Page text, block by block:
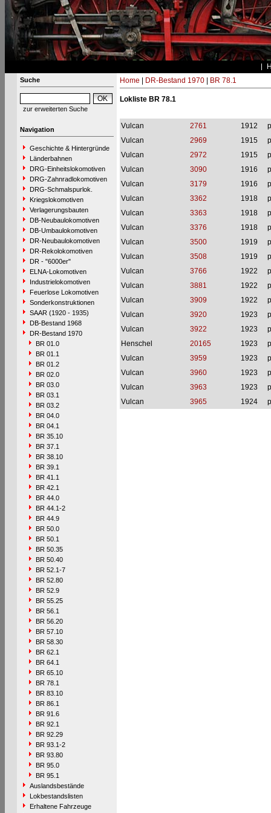
Suche
zur erweiterten Suche
Navigation
Geschichte & Hintergründe
Länderbahnen
DRG-Einheitslokomotiven
DRG-Zahnradlokomotiven
DRG-Schmalspurlok.
Kriegslokomotiven
Verlagerungsbauten
DB-Neubaulokomotiven
DB-Umbaulokomotiven
DR-Neubaulokomotiven
DR-Rekolokomotiven
DR - "6000er"
ELNA-Lokomotiven
Industrielokomotiven
Feuerlose Lokomotiven
Sonderkonstruktionen
SAAR (1920 - 1935)
DB-Bestand 1968
DR-Bestand 1970
BR 01.0
BR 01.1
BR 01.2
BR 02.0
BR 03.0
BR 03.1
BR 03.2
BR 04.0
BR 04.1
BR 35.10
BR 37.1
BR 38.10
BR 39.1
BR 41.1
BR 42.1
BR 44.0
BR 44.1-2
BR 44.9
BR 50.0
BR 50.1
BR 50.35
BR 50.40
BR 52.1-7
BR 52.80
BR 52.9
BR 55.25
BR 56.1
BR 56.20
BR 57.10
BR 58.30
BR 62.1
BR 64.1
BR 65.10
BR 78.1
BR 83.10
BR 86.1
BR 91.6
BR 92.1
BR 92.29
BR 93.1-2
BR 93.80
BR 95.0
BR 95.1
Auslandsbestände
Lokbestandslisten
Erhaltene Fahrzeuge
Home DR-Bestand 1970| BR 78.1
Lokliste BR 78.1
Vulcan 2761 1912
Vulcan
2969 1915
Vulcan
2972 1915
Vulcan
3090 1916
Vulcan
3179 1916
Vulcan
3362 1918
Vulcan
3363 1918
Vulcan
3376 1918
Vulcan
3500 1919
Vulcan
3508 1919
Vulcan
3766 1922
Vulcan
3881 1922
Vulcan
3909 1922
Vulcan
3920 1923
Vulcan
3922 1923
Henschel
20165 1923
Vulcan
3959 1923
Vulcan
3960 1923
Vulcan
3963 1923
Vulcan
3965 1924